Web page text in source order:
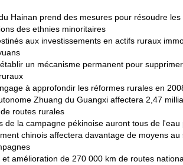
Hainan prend des mesures pour résoudre
des ethnies minoritaires
aux investissements en actifs ruraux
un mécanisme permanent pour
à approfondir les réformes rurales en
Zhuang du Guangxi affectera 2,47
routes rurales
de la campagne pékinoise auront tous de l'eau
chinois affectera davantage de moyens
et amélioration de 270 000 km de routes